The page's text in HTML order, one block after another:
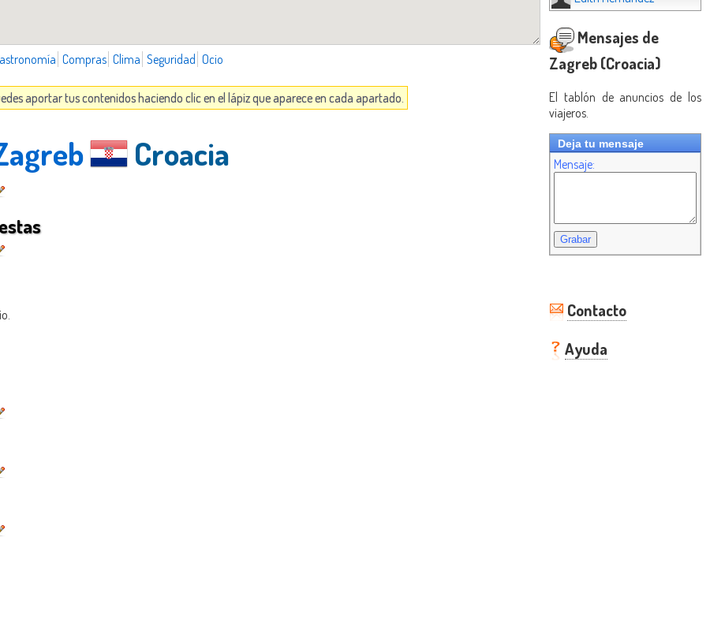
Compras Clima Seguridad Ocio
aportar tus contenidos haciendo clic en el lápiz que aparece en cada apartado.
Croacia
Mensajes de
Zagreb (Croacia)
El tablón de anuncios de los
viajeros.
Deja tu mensaje
Mensaje:
Contacto
Ayuda